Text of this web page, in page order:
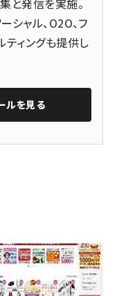
と発信を実施。
シャル、O2O、フ
ティングも提供し
ルを見る